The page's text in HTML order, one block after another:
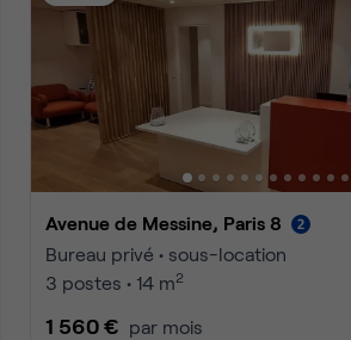
Avenue de Messine, Paris 8
Bureau privé • sous-location
3 postes • 14 m2
1 560 € par mois